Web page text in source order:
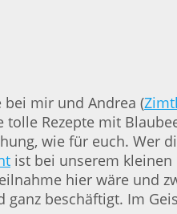
bei mir und Andrea (
Rezepte mit
wie für euch.
ist bei unserem
hier wäre und
beschäftigt. Im